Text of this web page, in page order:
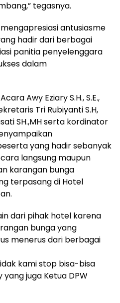
tegasnya.
antusiasme
hadir dari berbagai
panitia penyelenggara
dalam
Awy Eziary S.H., S.E.,
Tri Rubiyanti S.H,
SH.,MH serta kordinator
yang hadir sebanyak
langsung maupun
karangan bunga
terpasang di Hotel
dari pihak hotel karena
bunga yang
menerus dari berbagai
kami stop bisa-bisa
yang juga Ketua DPW